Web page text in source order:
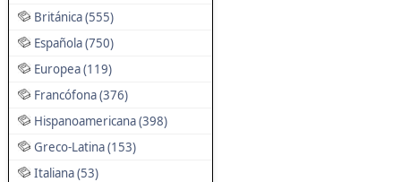
Británica (555)
Española (750)
Europea (119)
Francófona (376)
Hispanoamericana (398)
Greco-Latina (153)
Italiana (53)